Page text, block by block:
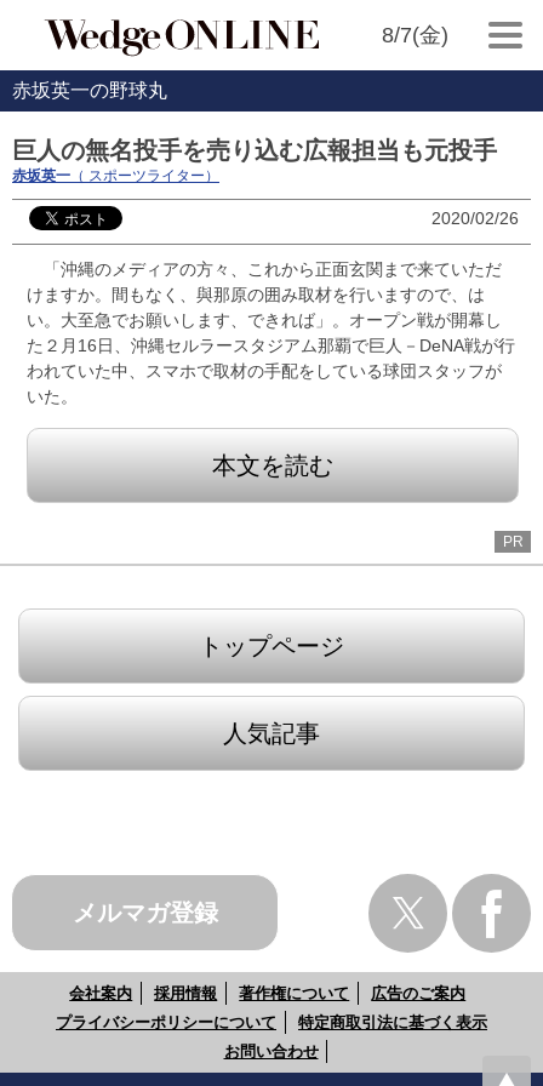
8/7(金)
赤坂英一の野球丸
巨人の無名投手を売り込む広報担当も元投手
赤坂英一 （ スポーツライター）
2020/02/26
「沖縄のメディアの方々、これから正面玄関まで来ていただ
けますか。間もなく、與那原の囲み取材を行いますので、は
い。大至急でお願いします、できれば」。オープン戦が開幕し
た２月16日、沖縄セルラースタジアム那覇で巨人－DeNA戦が行
われていた中、スマホで取材の手配をしている球団スタッフが
いた。
本文を読む
PR
トップページ
人気記事
メルマガ登録
会社案内 採用情報 著作権について
広告のご案内
プライバシーポリシーについて
特定商取引法に基づく表示
お問い合わせ